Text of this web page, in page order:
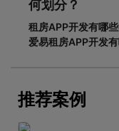
何划分？
租房APP开发有哪
爱易租房APP开发
推荐案例